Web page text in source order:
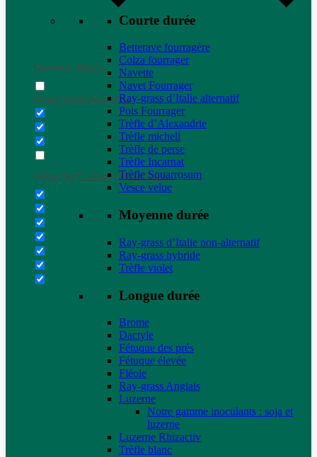
Generic filters
Exact matches only
Filter by Custom Post Type
Courte durée
Betterave fourragère
Colza fourrager
Navette
Navet Fourrager
Ray-grass d’Italie alternatif
Pois Fourrager
Trèfle d’Alexandrie
Trèfle micheli
Trèfle de perse
Trèfle Incarnat
Trèfle Squarrosum
Vesce velue
Moyenne durée
Ray-grass d’Italie non-alternatif
Ray-grass hybride
Trèfle violet
Longue durée
Brome
Dactyle
Fétuque des prés
Fétuque élevée
Fléole
Ray-grass Anglais
Luzerne
Notre gamme inoculants : soja et
luzerne
Luzerne Rhizactiv
Trèfle blanc